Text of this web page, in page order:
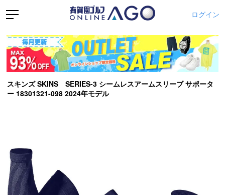
ログイン
スキンズ SKINS SERIES-3 シームレスアームスリーブ サポータ
ー 18301321-098 2024年モデル